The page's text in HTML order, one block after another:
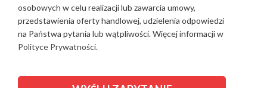
osobowych w celu realizacji lub zawarcia umowy,
przedstawienia oferty handlowej, udzielenia odpowiedzi
na Państwa pytania lub wątpliwości. Więcej informacji w
Polityce Prywatności.